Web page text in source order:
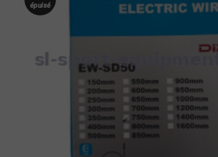
épuisé